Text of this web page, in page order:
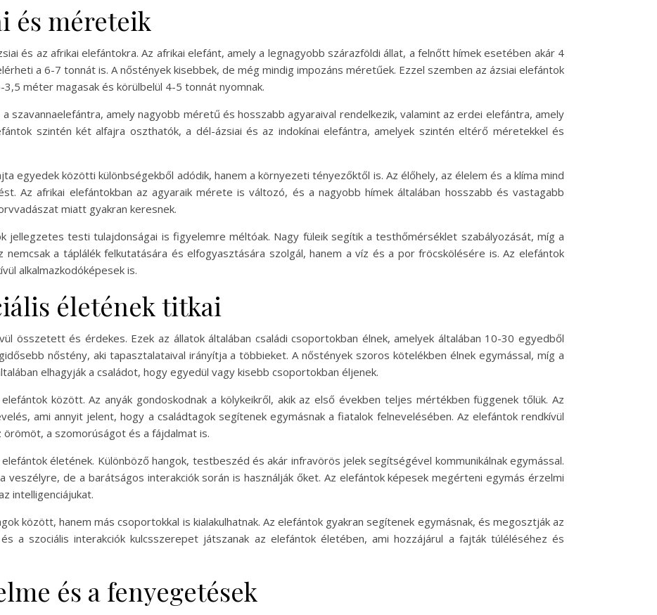
és méreteik
és az afrikai elefántokra. Az afrikai elefánt, amely a legnagyobb szárazföldi állat, a felnőtt hímek esetében akár 4
a 6-7 tonnát is. A nőstények kisebbek, de még mindig impozáns méretűek. Ezzel szemben az ázsiai elefántok
méter magasak és körülbelül 4-5 tonnát nyomnak.
szavannaelefántra, amely nagyobb méretű és hosszabb agyaraival rendelkezik, valamint az erdei elefántra, amely
szintén két alfajra oszthatók, a dél-ázsiai és az indokínai elefántra, amelyek szintén eltérő méretekkel és
egyedek közötti különbségekből adódik, hanem a környezeti tényezőktől is. Az élőhely, az élelem és a klíma mind
Az afrikai elefántokban az agyaraik mérete is változó, és a nagyobb hímek általában hosszabb és vastagabb
miatt gyakran keresnek.
jellegzetes testi tulajdonságai is figyelemre méltóak. Nagy füleik segítik a testhőmérséklet szabályozását, míg a
nemcsak a táplálék felkutatására és elfogyasztására szolgál, hanem a víz és a por fröcskölésére is. Az elefántok
alkalmazkodóképesek is.
életének titkai
összetett és érdekes. Ezek az állatok általában családi csoportokban élnek, amelyek általában 10-30 egyedből
nőstény, aki tapasztalataival irányítja a többieket. A nőstények szoros kötelékben élnek egymással, míg a
elhagyják a családot, hogy egyedül vagy kisebb csoportokban éljenek.
között. Az anyák gondoskodnak a kölykeikről, akik az első években teljes mértékben függenek tőlük. Az
ami annyit jelent, hogy a családtagok segítenek egymásnak a fiatalok felnevelésében. Az elefántok rendkívül
a szomorúságot és a fájdalmat is.
életének. Különböző hangok, testbeszéd és akár infravörös jelek segítségével kommunikálnak egymással.
veszélyre, de a barátságos interakciók során is használják őket. Az elefántok képesek megérteni egymás érzelmi
intelligenciájukat.
között, hanem más csoportokkal is kialakulhatnak. Az elefántok gyakran segítenek egymásnak, és megosztják az
a szociális interakciók kulcsszerepet játszanak az elefántok életében, ami hozzájárul a fajták túléléséhez és
és a fenyegetések